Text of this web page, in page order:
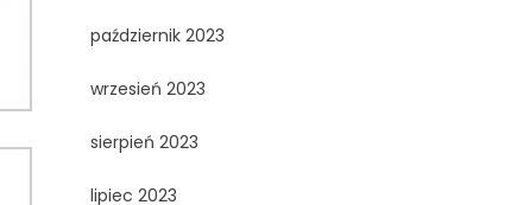
październik 2023
wrzesień 2023
sierpień 2023
lipiec 2023